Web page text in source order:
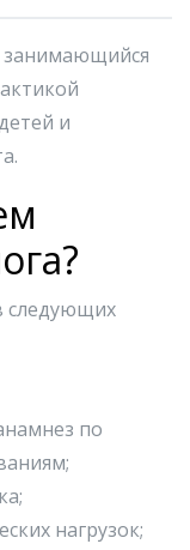
занимающийся
и
следующих
по
нагрузок;